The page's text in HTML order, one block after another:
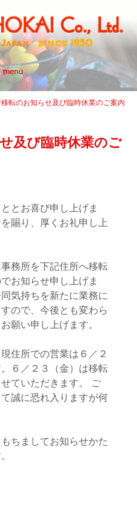
転のお知らせ及び臨時休業のご案内
及び臨時休業のご
とお喜び申し上げま
賜り、厚くお礼申し上
務所を下記住所へ移転
お知らせ申し上げま
気持ちを新たに業務に
ので、今後とも変わら
願い申し上げます。
住所での営業は６／２
６／２３（金）は移転
ていただきます。 ご
誠に恐れ入りますが何
ちましてお知らせかた